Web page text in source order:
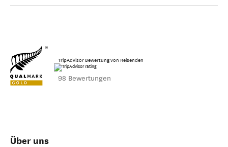
TripAdvisor Bewertung von Reisenden
98 Bewertungen
Über uns